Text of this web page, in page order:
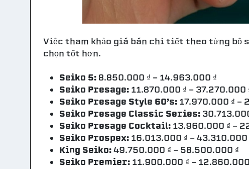
Việc tham khảo giá bán chi tiết theo từng bộ
chọn tốt hơn.
Seiko 5:8.850.000 ₫ - 14.963.000 ₫
Seiko Presage: 11.870.000 ₫ - 37.270.000
Seiko Presage Style 60’s: 17.970.000 ₫ -
Seiko Presage Classic Series:
Seiko Presage Cocktail: 13.960.000 ₫ -
Seiko Prospex: 16.013.000 ₫ - 43.310.000
King Seiko:49.750.000 ₫ - 58.500.000 ₫
Seiko Premier: 11.900.000 ₫ -